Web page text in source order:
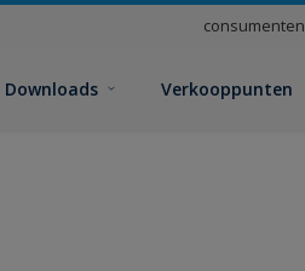
consumenten
Downloads Verkooppunten